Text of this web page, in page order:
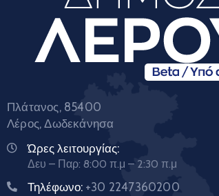
Πλάτανος, 85400
Λέρος, Δωδεκάνησα
Ώρες λειτουργίας:
Δευ – Παρ: 8:00 π.μ – 2:30 π.μ
Τηλέφωνο: +30 2247360200